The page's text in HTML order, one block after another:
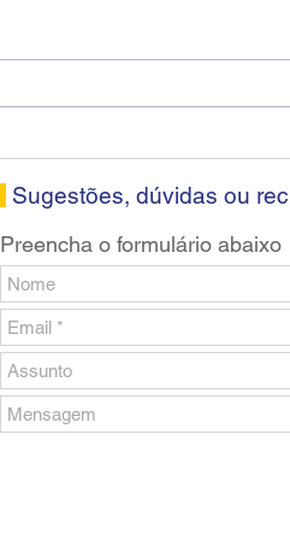
Sugestões, dúvidas ou
Preencha o formulário abaixo